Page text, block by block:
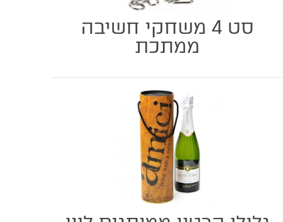
סט 4 משחקי חשיבה
ממתכת